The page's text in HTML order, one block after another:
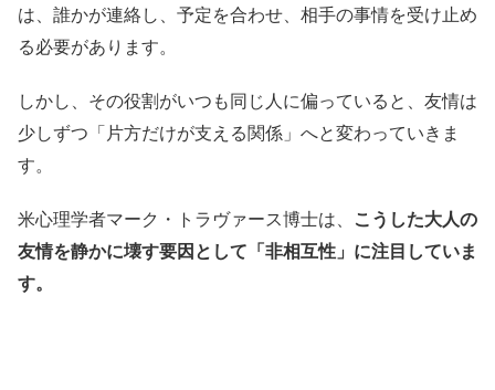
は、誰かが連絡し、予定を合わせ、相手の事情を受け止め
る必要があります。
しかし、その役割がいつも同じ人に偏っていると、友情は
少しずつ「片方だけが支える関係」へと変わっていきま
す。
米心理学者マーク・トラヴァース博士は、 こうした大人の
友情を静かに壊す要因として「非相互性」に注目していま
す。